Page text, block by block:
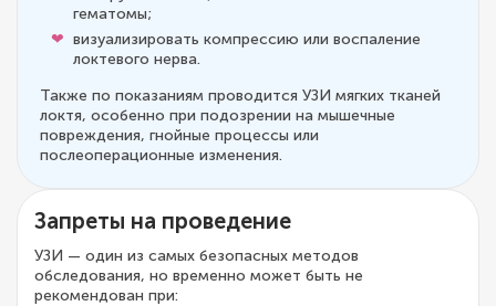
гематомы;
визуализировать компрессию или воспаление
локтевого нерва.
Также по показаниям проводится УЗИ мягких тканей
локтя, особенно при подозрении на мышечные
повреждения, гнойные процессы или
послеоперационные изменения.
Запреты на проведение
УЗИ — один из самых безопасных методов
обследования, но временно может быть не
рекомендован при: